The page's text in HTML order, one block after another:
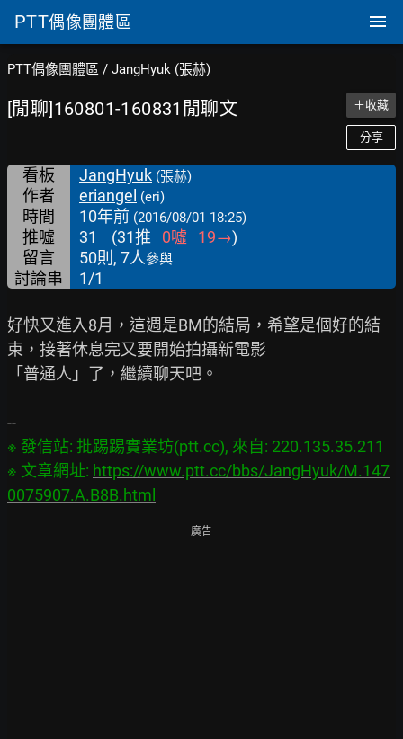
PTT偶像團體區
PTT偶像團體區 / JangHyuk (張赫)
[閒聊]160801-160831閒聊文 ＋收藏
分享
看板 JangHyuk (張赫)
作者 eriangel (eri)
時間 10年前 (2016/08/01 18:25)
推噓 31 (31推 0噓 19→)
留言
50則, 7人參與
討論串 1/1
好快又進入8月，這週是BM的結局，希望是個好的結
束，接著休息完又要開始拍攝新電影
「普通人」了，繼續聊天吧。
※ 發信站: 批踢踢實業坊(ptt.cc), 來自: 220.135.35.211
※ 文章網址: https://www.ptt.cc/bbs/JangHyuk/M.147
0075907.A.B8B.html
廣告